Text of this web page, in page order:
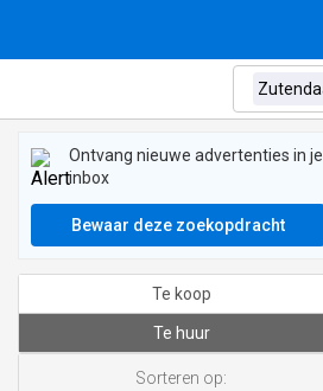
Ontvang nieuwe advertenties in je
inbox
Bewaar deze zoekopdracht
Te koop
Te huur
Sorteren op: